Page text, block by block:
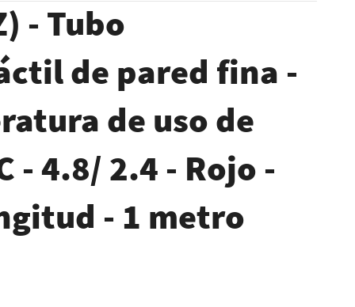
- Tubo
de pared fina -
de uso de
- 4.8/ 2.4 - Rojo -
- 1 metro